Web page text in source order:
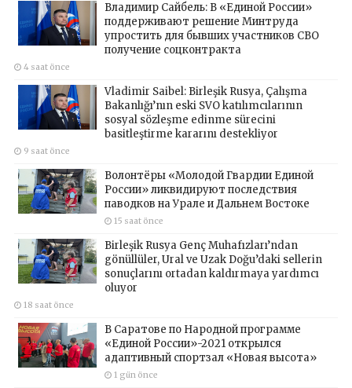
Владимир Сайбель: В «Единой России»
поддерживают решение Минтруда
упростить для бывших участников СВО
получение соцконтракта
4 saat önce
Vladimir Saibel: Birleşik Rusya, Çalışma
Bakanlığı’nın eski SVO katılımcılarının
sosyal sözleşme edinme sürecini
basitleştirme kararını destekliyor
9 saat önce
Волонтёры «Молодой Гвардии Единой
России» ликвидируют последствия
паводков на Урале и Дальнем Востоке
15 saat önce
Birleşik Rusya Genç Muhafızları’ndan
gönüllüler, Ural ve Uzak Doğu’daki sellerin
sonuçlarını ortadan kaldırmaya yardımcı
oluyor
18 saat önce
В Саратове по Народной программе
«Единой России»-2021 открылся
адаптивный спортзал «Новая высота»
1 gün önce